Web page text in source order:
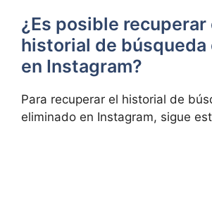
¿Es posible recuperar
historial de búsqueda
en Instagram?
Para⁤ recuperar el historial de
eliminado en ‌Instagram, ‍sigue